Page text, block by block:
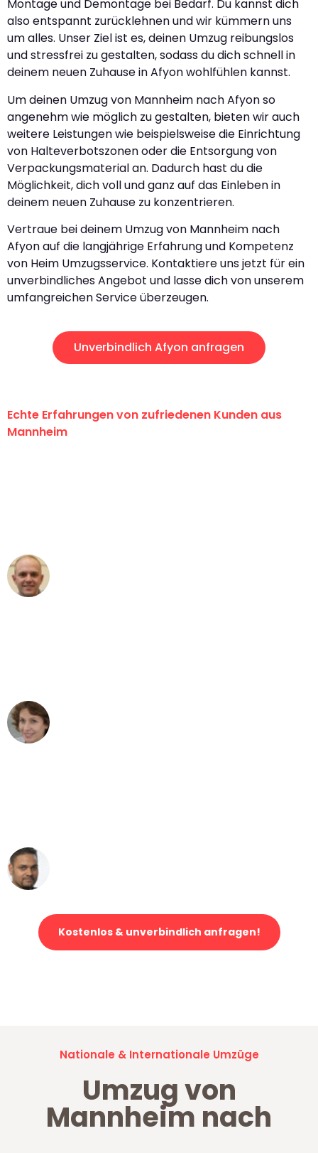
Montage und Demontage bei Bedarf. Du kannst dich
also entspannt zurücklehnen und wir kümmern uns
um alles. Unser Ziel ist es, deinen Umzug reibungslos
und stressfrei zu gestalten, sodass du dich schnell in
deinem neuen Zuhause in Afyon wohlfühlen kannst.
Um deinen Umzug von Mannheim nach Afyon so
angenehm wie möglich zu gestalten, bieten wir auch
weitere Leistungen wie beispielsweise die Einrichtung
von Halteverbotszonen oder die Entsorgung von
Verpackungsmaterial an. Dadurch hast du die
Möglichkeit, dich voll und ganz auf das Einleben in
deinem neuen Zuhause zu konzentrieren.
Vertraue bei deinem Umzug von Mannheim nach
Afyon auf die langjährige Erfahrung und Kompetenz
von Heim Umzugsservice. Kontaktiere uns jetzt für ein
unverbindliches Angebot und lasse dich von unserem
umfangreichen Service überzeugen.
Unverbindlich Afyon anfragen
Echte Erfahrungen von zufriedenen Kunden aus
Mannheim
Kostenlos & unverbindlich anfragen!
Nationale & Internationale Umzüge
Umzug von
Mannheim nach